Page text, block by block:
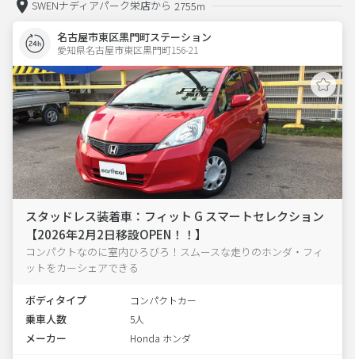
SWENナディアパーク栄店から 2755m
名古屋市東区黒門町ステーション
愛知県名古屋市東区黒門町156-21
スタッドレス装着車：フィット G スマートセレクション
【2026年2月2日移設OPEN！！】
コンパクトなのに室内ひろびろ！スムースな走りのホンダ・フィ
ットをカーシェアできる
ボディタイプ コンパクトカー
乗車人数 5人
メーカー Honda ホンダ